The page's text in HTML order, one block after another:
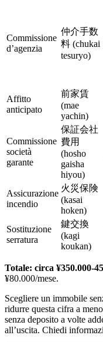
Commissione
d’agenzia
仲介手数
料 (chukai
tesuryo)
Affitto
anticipato
前家賃
(mae
yachin)
Commissione
società
garante
保証会社
費用
(hosho
gaisha
hiyou)
Assicurazione
incendio
火災保険
(kasai
hoken)
Sostituzione
serratura
鍵交換
(kagi
koukan)
Totale: circa ¥350.000-
¥80.000/mese.
Scegliere un immobile
ridurre questa cifra a
senza deposito a volte
all’uscita. Chiedi